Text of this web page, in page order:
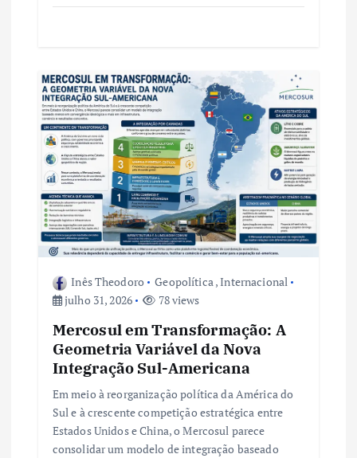
Inês Theodoro Geopolítica,Internacional
julho 31, 2026
78 views
Mercosul em Transformação: A
Geometria Variável da Nova
Integração Sul-Americana
Em meio à reorganização política da América do
Sul e à crescente competição estratégica entre
Estados Unidos e China, o Mercosul parece
consolidar um modelo de integração baseado